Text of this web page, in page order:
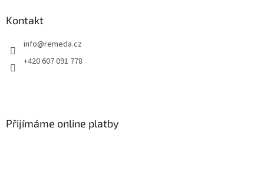
Kontakt
info@remeda.cz
+420 607 091 778
Přijímáme online platby